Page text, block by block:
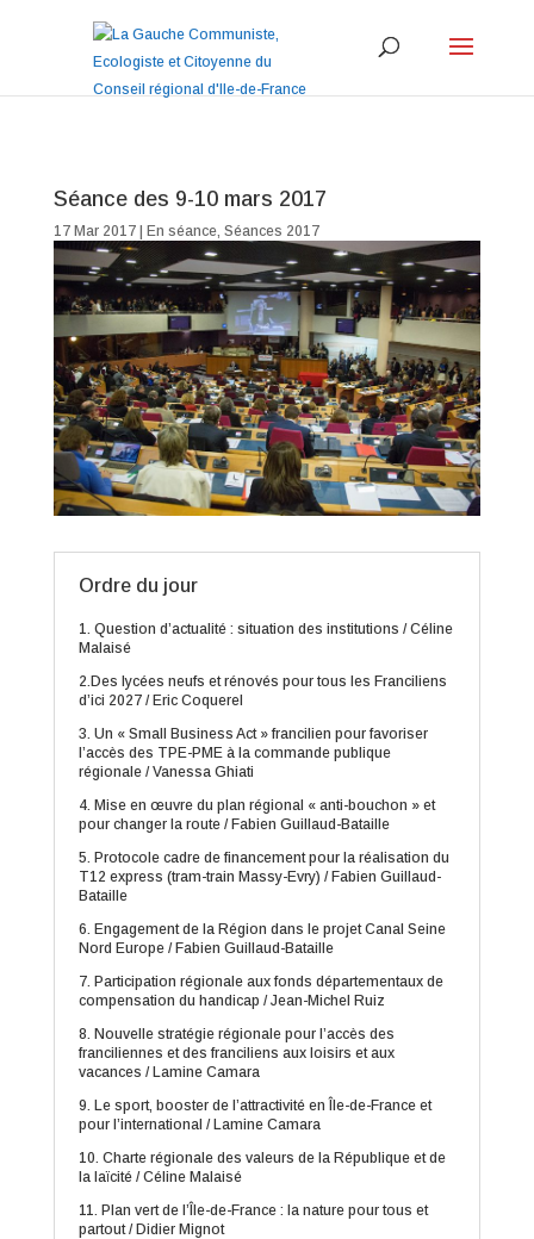
Séance des 9-10 mars 2017
17 Mar 2017| En séance, Séances 2017
Ordre du jour
1. Question d’actualité : situation des institutions / Céline
Malaisé
2.Des lycées neufs et rénovés pour tous les Franciliens
d’ici 2027 / Eric Coquerel
3. Un « Small Business Act » francilien pour favoriser
l’accès des TPE-PME à la commande publique
régionale / Vanessa Ghiati
4. Mise en œuvre du plan régional « anti-bouchon » et
pour changer la route / Fabien Guillaud-Bataille
5. Protocole cadre de financement pour la réalisation du
T12 express (tram-train Massy-Evry) / Fabien Guillaud-
Bataille
6. Engagement de la Région dans le projet Canal Seine
Nord Europe / Fabien Guillaud-Bataille
7. Participation régionale aux fonds départementaux de
compensation du handicap / Jean-Michel Ruiz
8. Nouvelle stratégie régionale pour l’accès des
franciliennes et des franciliens aux loisirs et aux
vacances / Lamine Camara
9. Le sport, booster de l’attractivité en Île-de-France et
pour l’international / Lamine Camara
10. Charte régionale des valeurs de la République et de
la laïcité / Céline Malaisé
11. Plan vert de l’Île-de-France : la nature pour tous et
partout / Didier Mignot